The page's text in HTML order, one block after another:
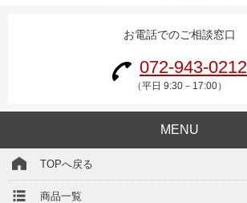
お電話でのご相談窓口
072-943-0212
（平日 9:30－17:00）
MENU
TOPへ戻る
商品一覧